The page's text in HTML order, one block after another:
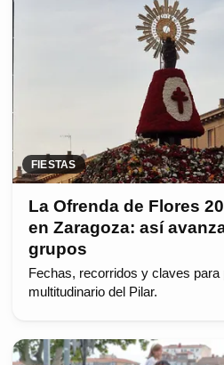
FIESTAS
La Ofrenda de Flores
en Zaragoza: así
grupos
Fechas, recorridos y claves
multitudinario del Pilar.